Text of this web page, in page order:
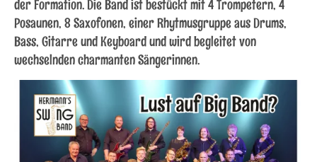
der Formation. Die Band ist bestückt mit 4 Trompetern, 4
Posaunen, 8 Saxofonen, einer Rhytmusgruppe aus Drums,
Bass, Gitarre und Keyboard und wird begleitet von
wechselnden charmanten Sängerinnen.